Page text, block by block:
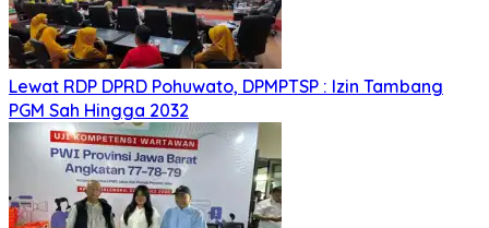
Lewat RDP DPRD Pohuwato, DPMPTSP : Izin Tambang
PGM Sah Hingga 2032